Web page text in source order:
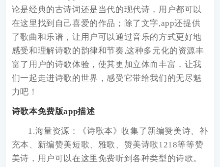
论是经典的古诗词还是当代的现代诗，用户都可以
在这里找到自己喜爱的作品；除了文字,app还提供
了歌曲和乐谱，让用户可以通过音乐的方式更好地
感受和理解诗歌的韵律和节奏,这种多元化的资源丰
富了用户的诗歌体验，使其更加立体而丰富，让我
们一起走进诗歌的世界，感受它带给我们的无尽魅
力吧！
诗歌本免费版app描述
1.海量资源：《诗歌本》收集了新编赞美诗、补
充本、新编赞美短歌、雅歌、赞美诗歌1218等等赞
美诗，用户可以在这里免费听到各种类型的诗歌。